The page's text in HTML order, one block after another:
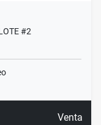
#2
Venta